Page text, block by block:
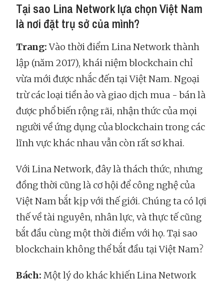
Tại sao Lina Network lựa chọn Việt Nam
là nơi đặt trụ sở của mình?
Trang:Vào thời điểm Lina Network thành
lập (năm 2017), khái niệm blockchain chỉ
vừa mới được nhắc đến tại Việt Nam. Ngoại
trừ các loại tiền ảo và giao dịch mua - bán là
được phổ biến rộng rãi, nhận thức của mọi
người về ứng dụng của blockchain trong các
lĩnh vực khác nhau vẫn còn rất sơ khai.
Với Lina Network, đây là thách thức, nhưng
đồng thời cũng là cơ hội để công nghệ của
Việt Nam bắt kịp với thế giới. Chúng ta có lợi
thế về tài nguyên, nhân lực, và thực tế cũng
bắt đầu cùng một thời điểm với họ. Tại sao
blockchain không thể bắt đầu tại Việt Nam?
Bách: Một lý do khác khiến Lina Network